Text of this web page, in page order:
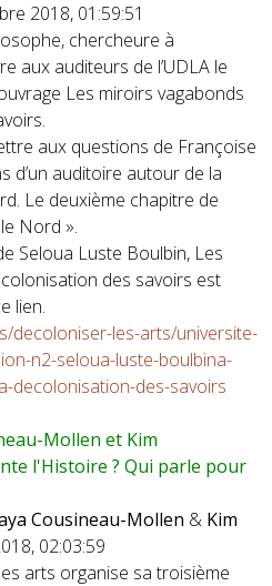
2018, 01:59:51
chercheure à
aux auditeurs de l’UDLA le
Les miroirs vagabonds
aux questions de Françoise
d’un auditoire autour de la
Le deuxième chapitre de
Nord ».
Seloua Luste Boulbin, Les
des savoirs est
lien.
decoloniser-les-arts/universite-
n2-seloua-luste-boulbina-
decolonisation-des-savoirs
Mollen et Kim
l'Histoire ? Qui parle pour
Cousineau-Mollen & Kim
02:03:59
arts organise sa troisième